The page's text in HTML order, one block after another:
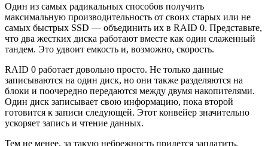
Один из самых радикальных способов получить
максимальную производительность от своих старых или не
самых быстрых SSD — объединить их в RAID 0. Представьте,
что два жестких диска работают вместе как один слаженный
тандем. Это удвоит емкость и, возможно, скорость.
RAID 0 работает довольно просто. Не только данные
записываются на один диск, но они также разделяются на
блоки и поочередно передаются между двумя накопителями.
Один диск записывает свою информацию, пока второй
готовится к записи следующей. Этот конвейер значительно
ускоряет запись и чтение данных.
Тем не менее, за такую небрежность придется заплатить.